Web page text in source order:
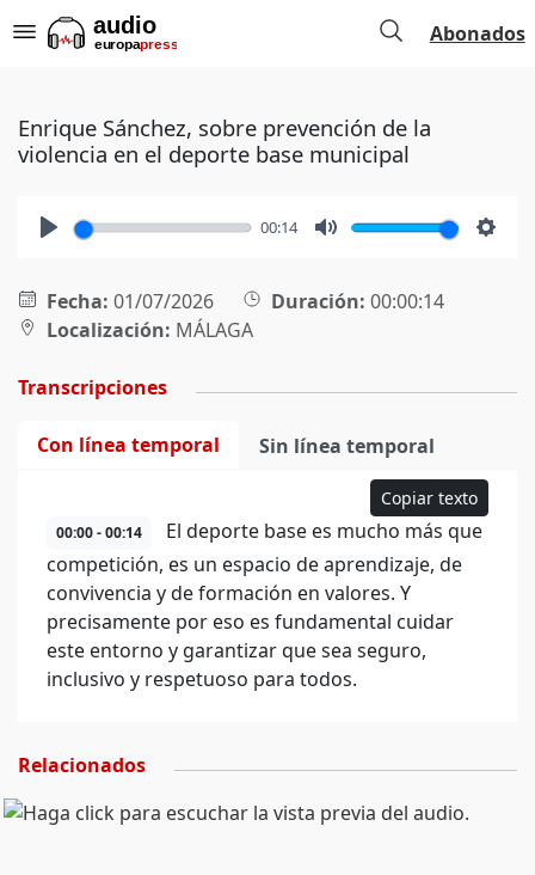
Abonados
Enrique Sánchez, sobre prevención de la
violencia en el deporte base municipal
00:14
Fecha: 01/07/2026 Duración: 00:00:14
Localización: MÁLAGA
Transcripciones
Con línea temporal Sin línea temporal
Copiar texto
00:00 - 00:14
El deporte base es mucho más que
competición, es un espacio de aprendizaje, de
convivencia y de formación en valores. Y
precisamente por eso es fundamental cuidar
este entorno y garantizar que sea seguro,
inclusivo y respetuoso para todos.
Relacionados